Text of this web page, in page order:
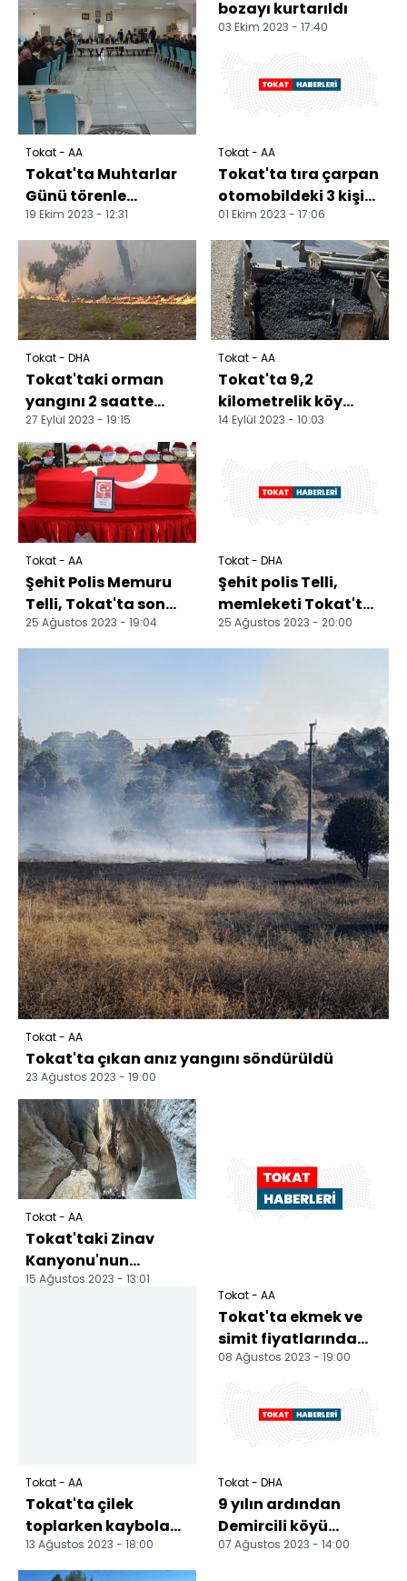
Tokat - AA
Tokat'ta Muhtarlar
Günü törenle
kutlandı
19 Ekim 2023 - 12:31
bozayı kurtarıldı
03 Ekim 2023 - 17:40
Tokat - AA
Tokat'ta tıra çarpan
otomobildeki 3 kişi
öldü
01 Ekim 2023 - 17:06
Tokat - DHA
Tokat'taki orman
yangını 2 saatte
kontrol altına alındı
27 Eylül 2023 - 19:15
Tokat - AA
Tokat'ta 9,2
kilometrelik köy
yolunda asfalt
14 Eylül 2023 - 10:03
Tokat - AA
Şehit Polis Memuru
Telli, Tokat'ta son
yolculuğuna
uğurlandı
25 Ağustos 2023 - 19:04
Tokat - DHA
Şehit polis Telli,
memleketi Tokat'ta
son yolculuğuna
uğurlandı
25 Ağustos 2023 - 20:00
Tokat - AA
Tokat'ta çıkan anız yangını söndürüldü
23 Ağustos 2023 - 19:00
Tokat - AA
Tokat'taki Zinav
Kanyonu'nun
turizme
15 Ağustos 2023 - 13:01
Tokat - AA
Tokat'ta çilek
toplarken kaybolan
kadın jandarma
ekiplerince bulundu
13 Ağustos 2023 - 18:00
Tokat - AA
Tokat'ta ekmek ve
simit fiyatlarında
düzenlemeye gidildi
08 Ağustos 2023 - 19:00
Tokat - DHA
9 yılın ardından
Demircili köyü
yeniden belde oldu
07 Ağustos 2023 - 14:00